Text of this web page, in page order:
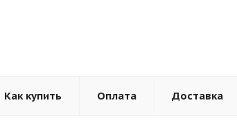
Как купить Оплата Доставка